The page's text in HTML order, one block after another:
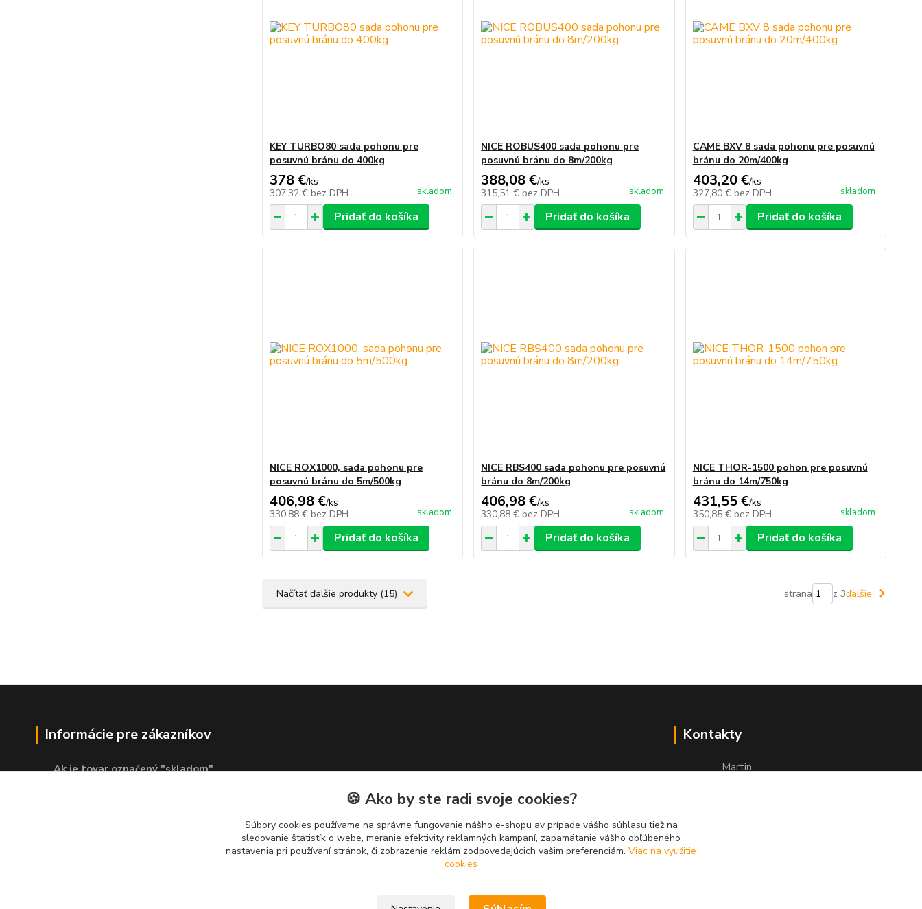
KEY TURBO80 sada pohonu pre
posuvnú bránu do 400kg
378 €/ks
307,32 € bez DPH skladom
Pridať do košíka
NICE ROBUS400 sada pohonu pre
posuvnú bránu do 8m/200kg
388,08 €/ks
315,51 € bez DPH skladom
Pridať do košíka
CAME BXV 8 sada pohonu pre posuvnú
bránu do 20m/400kg
403,20 €/ks
327,80 € bez DPH skladom
Pridať do košíka
NICE ROX1000, sada pohonu pre
posuvnú bránu do 5m/500kg
406,98 €/ks
330,88 € bez DPH skladom
Pridať do košíka
NICE RBS400 sada pohonu pre posuvnú
bránu do 8m/200kg
406,98 €/ks
330,88 € bez DPH skladom
Pridať do košíka
NICE THOR-1500 pohon pre posuvnú
bránu do 14m/750kg
431,55 €/ks
350,85 € bez DPH skladom
Pridať do košíka
Načítať ďalšie produkty (15) strana z 3ďalšie
Informácie pre zákazníkov
Ak je tovar označený "skladom"
Kontakty
Martin
🍪 Ako by ste radi svoje cookies?
Súbory cookies používame na správne fungovanie nášho e-shopu av prípade vášho súhlasu tiež na
sledovanie štatistík o webe, meranie efektivity reklamných kampaní, zapamätanie vášho obľúbeného
nastavenia pri používaní stránok, či zobrazenie reklám zodpovedajúcich vašim preferenciám. Viac na využitie
cookies